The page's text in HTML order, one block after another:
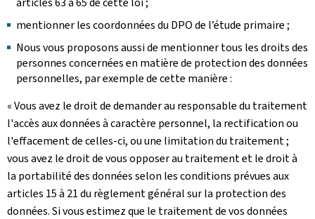
mentionner les coordonnées du DPO de l’étude primaire ;
Nous vous proposons aussi de mentionner tous les droits des
personnes concernées en matière de protection des données
personnelles, par exemple de cette manière :
« Vous avez le droit de demander au responsable du traitement
l'accès aux données à caractère personnel, la rectification ou
l'effacement de celles-ci, ou une limitation du traitement ;
vous avez le droit de vous opposer au traitement et le droit à
la portabilité des données selon les conditions prévues aux
articles 15 à 21 du règlement général sur la protection des
données. Si vous estimez que le traitement de vos données